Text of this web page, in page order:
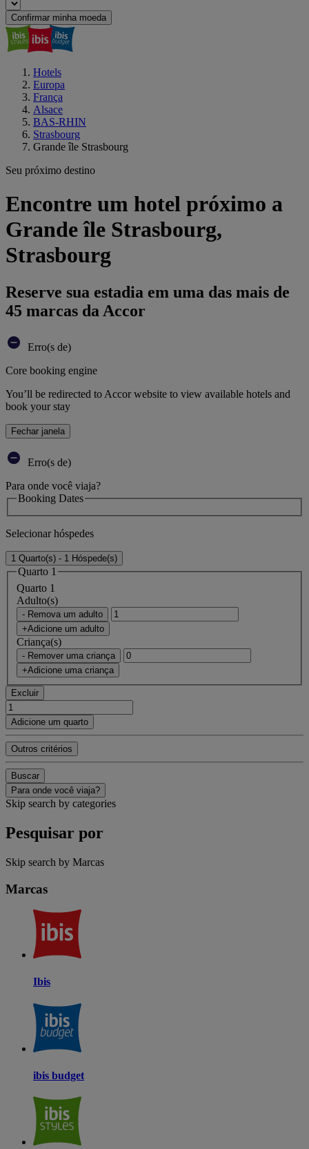
Confirmar minha moeda
Hotels
Europa
França
Alsace
BAS-RHIN
Strasbourg
Grande île Strasbourg
Seu próximo destino
Encontre um hotel próximo a
Grande île Strasbourg,
Strasbourg
Reserve sua estadia em uma das mais de
45 marcas da Accor
Erro(s de)
Core booking engine
You’ll be redirected to Accor website to view available hotels and
book your stay
Fechar janela
Erro(s de)
Para onde você viaja?
Booking Dates
Selecionar hóspedes
1 Quarto(s) - 1 Hóspede(s)
Quarto 1
Quarto 1
Adulto(s)
- Remova um adulto
+Adicione um adulto
Criança(s)
- Remover uma criança
+Adicione uma criança
Excluir
Adicione um quarto
Outros critérios
Buscar
Para onde você viaja?
Skip search by categories
Pesquisar por
Skip search by Marcas
Marcas
Ibis
ibis budget